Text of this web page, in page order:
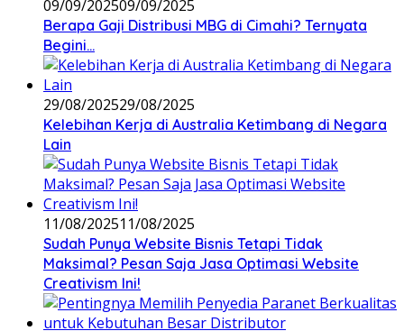
09/09/202509/09/2025
Berapa Gaji Distribusi MBG di Cimahi? Ternyata
Begini…
29/08/202529/08/2025
Kelebihan Kerja di Australia Ketimbang di Negara
Lain
11/08/202511/08/2025
Sudah Punya Website Bisnis Tetapi Tidak
Maksimal? Pesan Saja Jasa Optimasi Website
Creativism Ini!